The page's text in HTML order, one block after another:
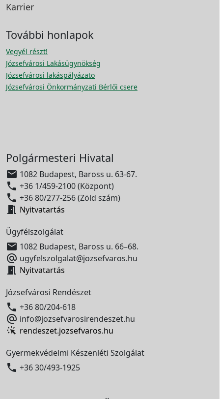
Karrier
További honlapok
Vegyél részt!
Józsefvárosi Lakásügynökség
Józsefvárosi lakáspályázato
Józsefvárosi Önkormányzati Bérlői csere
Polgármesteri Hivatal
 1082 Budapest, Baross u. 63-67.
 +36 1/459-2100 (Központ)
 +36 80/277-256 (Zöld szám)
 Nyitvatartás
Ügyfélszolgálat
 1082 Budapest, Baross u. 66–68.
 ugyfelszolgalat@jozsefvaros.hu
 Nyitvatartás
Józsefvárosi Rendészet
 +36 80/204-618
 info@jozsefvarosirendeszet.hu
rendeszet.jozsefvaros.hu
Gyermekvédelmi Készenléti Szolgálat
 +36 30/493-1925